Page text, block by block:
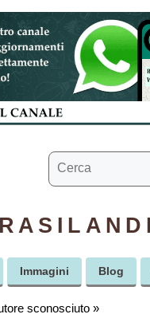
Ricerca
per:
Immagini Blog
sconosciuto »